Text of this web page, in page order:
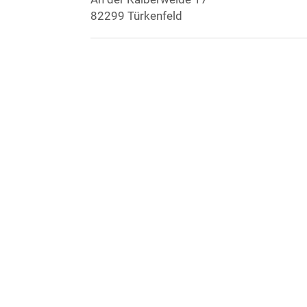
82299 Türkenfeld